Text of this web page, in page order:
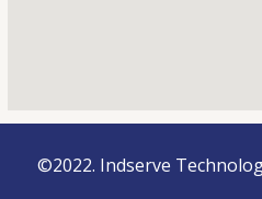
©2022. Indserve